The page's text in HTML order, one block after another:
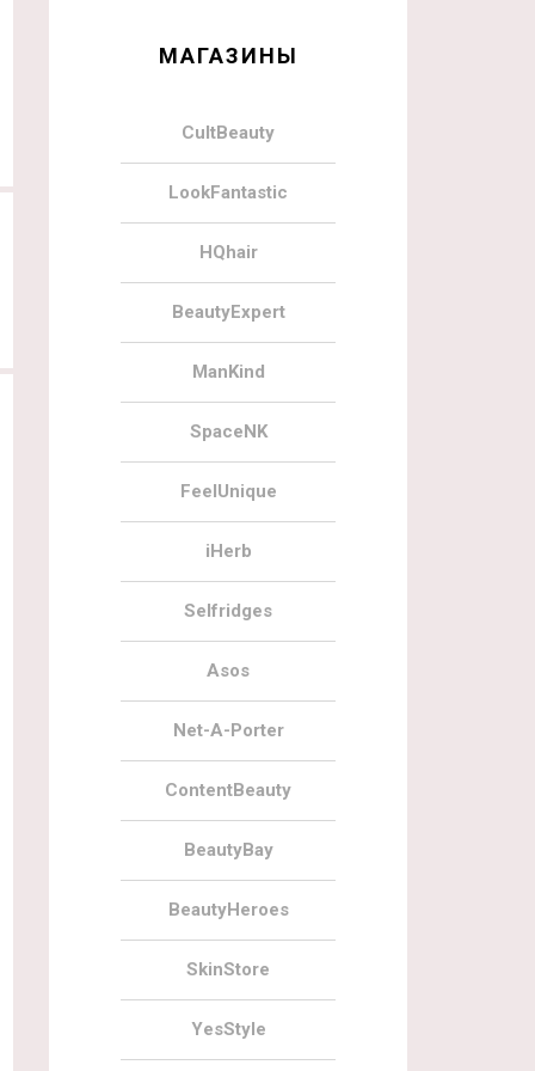
МАГАЗИНЫ
CultBeauty
LookFantastic
HQhair
BeautyExpert
ManKind
SpaceNK
FeelUnique
iHerb
Selfridges
Asos
Net-A-Porter
ContentBeauty
BeautyBay
BeautyHeroes
SkinStore
YesStyle